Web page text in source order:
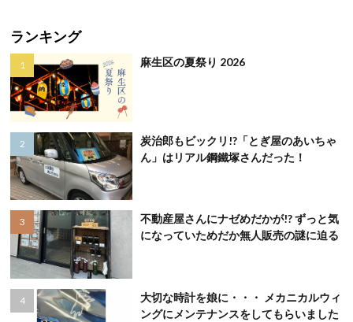
ランキング
麻生区の夏祭り 2026
炭治郎もビックリ!?「とぎ屋のあいちゃ
ん」はリアル鋼鐵塚さんだった！
不動産屋さんにナゼめだかが!? ずっと気
になっていためだか無人販売の謎に迫る
大切な時計を娘に・・・ メカニカルウィ
ングにメンテナンスをしてもらいました